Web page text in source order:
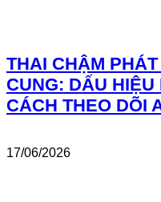
THAI CHẬM
CUNG: DẤU
CÁCH THEO DÕI
17/06/2026